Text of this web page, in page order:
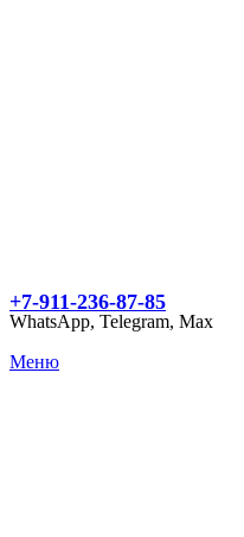
+7-911-236-87-85
WhatsApp, Telegram, Max
Меню